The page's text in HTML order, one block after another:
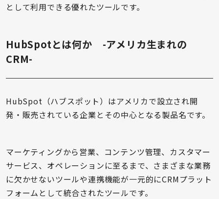
として利用できる優れたツールです。
HubSpotとは何か -アメリカ生まれの
CRM-
HubSpot（ハブスポット）はアメリカで設立され開
発・販売されている企業とその中心となる製品名です。
マーケティングから営業、コンテンツ管理、カスタマー
サービス、オペレーションに至るまで、さまざまな業務
に欠かせないツールや連携機能が一元的にCRMプラット
フォームとして統合されたツールです。